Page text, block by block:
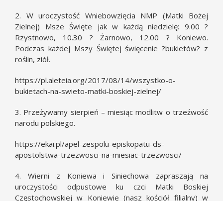
2. W uroczystość Wniebowzięcia NMP (Matki Bożej
Zielnej) Msze Święte jak w każdą niedzielę: 9.00 ?
Rzystnowo, 10.30 ? Żarnowo, 12.00 ? Koniewo.
Podczas każdej Mszy Świętej święcenie ?bukietów? z
roślin, ziół.
https://pl.aleteia.org/2017/08/14/wszystko-o-
bukietach-na-swieto-matki-boskiej-zielnej/
3. Przeżywamy sierpień – miesiąc modlitw o trzeźwość
narodu polskiego.
https://ekai.pl/apel-zespolu-episkopatu-ds-
apostolstwa-trzezwosci-na-miesiac-trzezwosci/
4. Wierni z Koniewa i Siniechowa zapraszają na
uroczystości odpustowe ku czci Matki Boskiej
Częstochowskiej w Koniewie (nasz kościół filialny) w